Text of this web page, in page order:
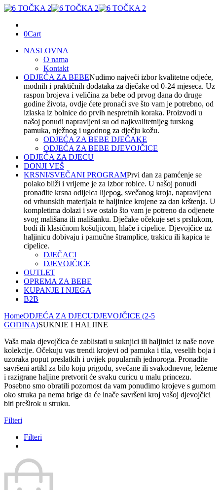
0Cart
NASLOVNA
O nama
Kontakt
ODJEĆA ZA BEBENudimo najveći izbor kvalitetne odjeće,
modnih i praktičnih dodataka za dječake od 0-24 mjeseca. Uz
raspon brojeva i veličina za bebe od prvog dana do druge
godine života, ovdje ćete pronaći sve što vam je potrebno, od
izlaska iz bolnice do prvih nespretnih koraka. Proizvodi u
našoj ponudi napravljeni su od najkvalitetnijeg turskog
pamuka, nježnog i ugodnog za dječju kožu.
ODJEĆA ZA BEBE DJEČAKE
ODJEĆA ZA BEBE DJEVOJČICE
ODJEĆA ZA DJECU
DONJI VEŠ
KRSNI/SVEČANI PROGRAMPrvi dan za pamćenje se
polako bliži i vrijeme je za izbor robice. U našoj ponudi
pronađite krsna odijelca lijepog, svečanog kroja, napravljena
od vrhunskih materijala te haljinice krojene za dan krštenja. U
kompletima dolazi i sve ostalo što vam je potreno da odjenete
svog mališana ili mališanku. Dječake očekuje set s prslukom,
bodi ili klasičnom košuljicom, hlače i cipelice. Djevojčice uz
haljinicu dobivaju i pamučne štramplice, trakicu ili kapica te
cipelice.
DJEČACI
DJEVOJČICE
OUTLET
OPREMA ZA BEBE
KUPANJE I NJEGA
B2B
HomeODJEĆA ZA DJECUDJEVOJČICE (2-5
GODINA)SUKNJE I HALJINE
Vaša mala djevojčica će zablistati u suknjici ili haljinici iz naše nove
kolekcije. Očekuju vas trendi krojevi od pamuka i tila, veselih boja i
uzoraka poput preslatkih i uvijek popularnih jednoroga. Pronađite
savršeni artikl za bilo koju prigodu, svečane ili svakodnevne, ležerne
i razigrane haljine pretvorit će svaku curicu u malu princezu.
Posebno smo obratili pozornost da vam ponudimo krojeve s gumom
oko struka pa nema brige da će inače savršeni kroj vašoj djevojčici
biti preširok u struku.
Filteri
Filteri